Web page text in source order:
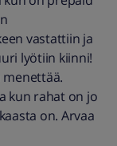
vastattiin ja
lyötiin kiinni!
menettää.
kun rahat on jo
on. Arvaa